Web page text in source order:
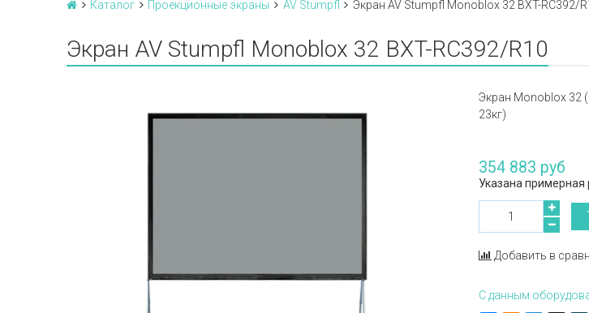
Каталог Проекционные экраны AV Stumpfl Экран AV Stumpfl Monoblox 32 BXT-RC392/
Экран AV Stumpfl Monoblox 32 BXT-RC392/R10
Экран Monoblox 32
23кг)
354 883 руб
Указана примерная
Добавить в
С данным